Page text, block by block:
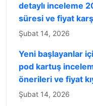
detaylı inceleme
süresi ve fiyat
Şubat 14, 2026
Yeni başlayanlar
pod kartuş
önerileri ve fiyat
Şubat 14, 2026